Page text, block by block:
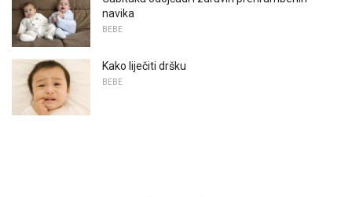
navika
BEBE
Kako liječiti dršku
BEBE